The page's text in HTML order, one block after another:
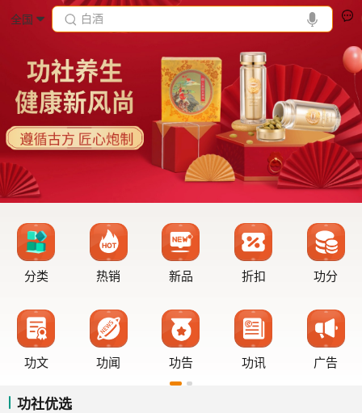
全国 白酒
分类 热销 新品 折扣 功分
功文 功闻 功告 功讯 广告
功社优选